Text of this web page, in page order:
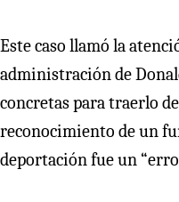
Este caso llamó la
administración de
concretas para traerlo
reconocimiento de un
deportación fue un